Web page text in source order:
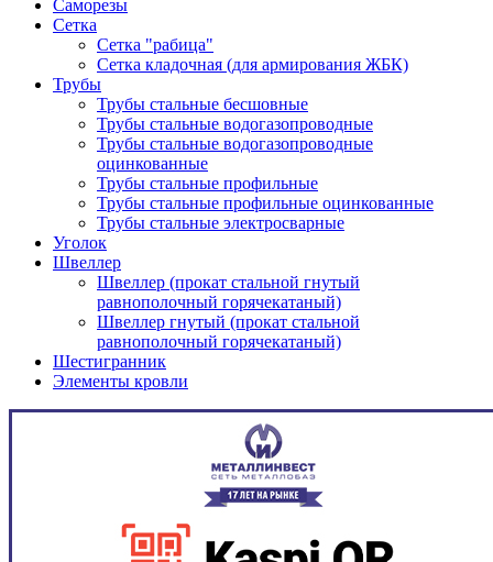
Саморезы
Сетка
Сетка "рабица"
Сетка кладочная (для армирования ЖБК)
Трубы
Трубы стальные бесшовные
Трубы стальные водогазопроводные
Трубы стальные водогазопроводные
оцинкованные
Трубы стальные профильные
Трубы стальные профильные оцинкованные
Трубы стальные электросварные
Уголок
Швеллер
Швеллер (прокат стальной гнутый
равнополочный горячекатаный)
Швеллер гнутый (прокат стальной
равнополочный горячекатаный)
Шестигранник
Элементы кровли